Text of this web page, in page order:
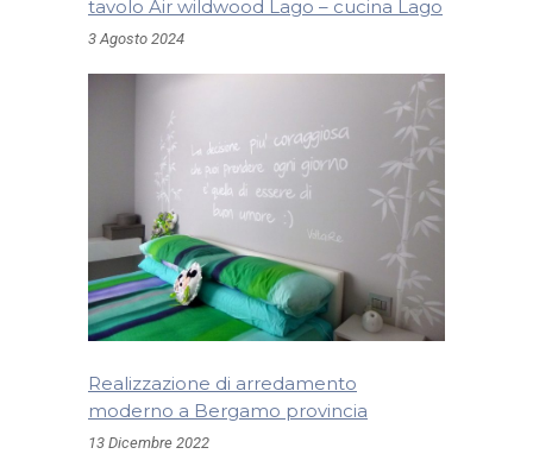
tavolo Air wildwood Lago – cucina Lago
3 Agosto 2024
Realizzazione di arredamento
moderno a Bergamo provincia
13 Dicembre 2022